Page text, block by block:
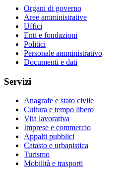
Organi di governo
Aree amministrative
Uffici
Enti e fondazioni
Politici
Personale amministrativo
Documenti e dati
Servizi
Anagrafe e stato civile
Cultura e tempo libero
Vita lavorativa
Imprese e commercio
Appalti pubblici
Catasto e urbanistica
Turismo
Mobilità e trasporti